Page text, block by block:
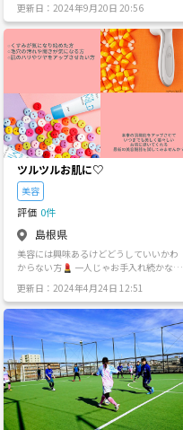
い方 体験や資格取得もできます✴︎ 【サー
クル内容】 スキューバダイビング スノー
ケリング スキンダイビング 参加費は当
日のダイビングプランなどで決まりま
す！ 月額とかはありません。 楽しみなが
らのんびり海中を歩いてみませんか。 管
理人は ダイビングインストラクターで
す。 普段会社員をしながら週末に海を歩
いてます🏖️ 機材を持ってない方もレンタ
ルできます🐠 基本は島根の海を潜りま
す！ 新しい趣味を見つけたい方、 新しい
コミュニティを作りたい方 ライセンスを
取ったけどなかなか一人でダイビングが
できない方 お気軽にご参加くださいませ
🐠
更新日：2024年9月20日 20:56
ツルツルお肌に♡
美容
評価 0件
島根県
美容には興味あるけどどうしていいかわ
からない方💄 一人じゃお手入れ続かない
な雑談しながら楽しい時間を一緒に過ご
せたら 嬉しいです☺️🩷 素肌を綺麗に😍
一緒につくりませんか？♡
更新日：2024年4月24日 12:51